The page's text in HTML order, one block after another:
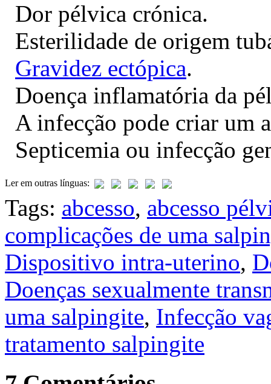
Dor pélvica crónica.
Esterilidade de origem
Gravidez ectópica.
Doença inflamatória da
A infecção pode criar um
Septicemia ou infecção
Ler em outras línguas:
Tags: abcesso, abcesso
complicações de uma
Dispositivo intra-uterino,
Doenças sexualmente
uma salpingite, Infecção
tratamento salpingite